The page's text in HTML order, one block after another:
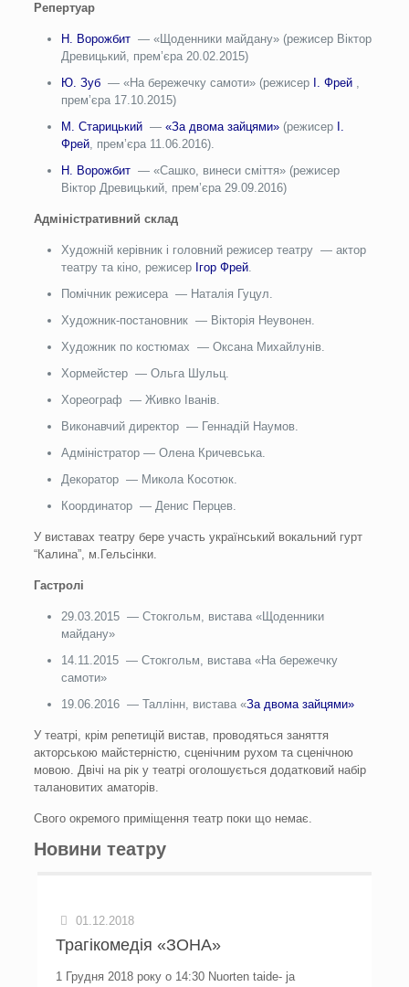
Репертуар
Н. Ворожбит — «Щоденники майдану» (режисер Віктор
Древицький, прем’єра 20.02.2015)
Ю. Зуб — «На бережечку самоти» (режисер . Фрей ,
прем’єра 17.10.2015)
М. Старицький —«За двома зайцями» (режисер .
Фрей, прем’єра 11.06.2016).
Н. Ворожбит — «Сашко, винеси смiття» (режисер
Віктор Древицький, прем’єра 29.09.2016)
Адміністративний склад
Художній керівник і головний режисер театру — актор
театру та кiно, режисер Iгор Фрей.
Помічник режисера — Наталiя Гуцул.
Художник-постановник — Вiкторiя Неувонен.
Художник по костюмах — Оксана Михайлунiв.
Хормейстер — Ольга Шульц.
Хореограф — Живко Iванiв.
Виконавчий директор — Геннадій Наумов.
Адмiнiстратор — Олена Кричевська.
Декоратор — Микола Косотюк.
Координатор — Денис Перцев.
У виставах театру бере участь український вокальний гурт
“Калина”, м.Гельсiнки.
Гастролі
29.03.2015 — Стокгольм, вистава «Щоденники
майдану»
14.11.2015 — Стокгольм, вистава «На бережечку
самоти»
19.06.2016 — Таллінн, вистава «За двома зайцями»
У театрi, крiм репетицiй вистав, проводяться заняття
акторською майстернiстю, сценiчним рухом та сценiчною
мовою. Двiчi на рiк у театрi оголошується додатковий набiр
талановитих аматорiв.
Свого окремого примiщення театр поки що немає.
Новини театру
01.12.2018
Трагікомедія «ЗОНА»
1 Грудня 2018 року о 14:30 Nuorten taide- ja